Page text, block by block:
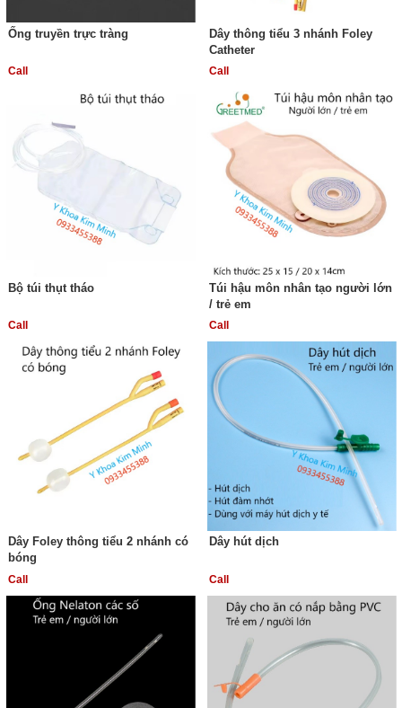
Ống truyền trực tràng
Call
Dây thông tiểu 3 nhánh Foley
Catheter
Call
Bộ túi thụt tháo
Call
Túi hậu môn nhân tạo người lớn
/ trẻ em
Call
Dây Foley thông tiểu 2 nhánh có
bóng
Call
Dây hút dịch
Call